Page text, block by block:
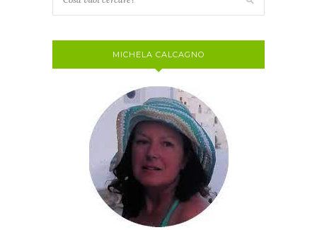
MICHELA CALCAGNO